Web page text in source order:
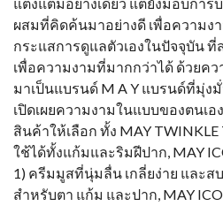
ผสมที่คิดค้นมาอย่างดี เพื่อความง
กระแสการดูแลตัวเองในปัจจุบัน
เพื่อความงามที่มากกว่าได้ ด้วยค
มาเป็นแบรนด์ M A Y แบรนด์ที่มุ่
เปิดเผยความงามในแบบของตนเ
สินค้าให้เลือก ทั้ง MAY
ใช้ได้ทั้งแก้มและริมฝีปาก, MAY
1) ครีมมูสที่นุ่มลื่น เกลี่ยง่าย และส
สำหรับตา แก้ม และปาก, MAY